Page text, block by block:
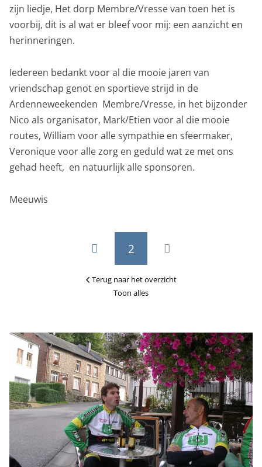
zijn liedje, Het dorp Membre/Vresse van toen het is
voorbij, dit is al wat er bleef voor mij: een aanzicht en
herinneringen.
Iedereen bedankt voor al die mooie jaren van
vriendschap genot en sportieve strijd in de
Ardenneweekenden Membre/Vresse, in het bijzonder
Nico als organisator, Mark/Etien voor al die mooie
routes, William voor alle sympathie en sfeermaker,
Veronique voor alle zorg en geduld wat ze met ons
gehad heeft, en natuurlijk alle sponsoren.
Meeuwis
Terug naar het overzicht
2
Toon alles